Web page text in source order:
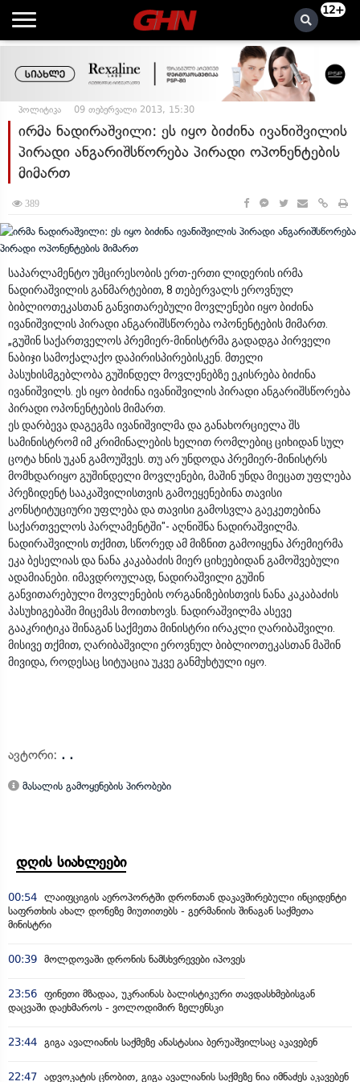
12+
პოლიტიკა 09 თებერვალი 2013, 15:30
ირმა ნადირაშვილი: ეს იყო ბიძინა ივანიშვილის
პირადი ანგარიშსწორება პირადი ოპონენტების
მიმართ
389
საპარლამენტო უმცირესობის ერთ-ერთი ლიდერის ირმა
ნადირაშვილის განმარტებით, 8 თებერვალს ეროვნულ
ბიბლიოთეკასთან განვითარებული მოვლენები იყო ბიძინა
ივანიშვილის პირადი ანგარიშსწორება ოპონენტების მიმართ.
„გუშინ საქართველოს პრემიერ-მინისტრმა გადადგა პირველი
ნაბიჯი სამოქალაქო დაპირისპირებისკენ. მთელი
პასუხისმგებლობა გუშინდელ მოვლენებზე ეკისრება ბიძინა
ივანიშვილს. ეს იყო ბიძინა ივანიშვილის პირადი ანგარიშსწორება
პირადი ოპონენტების მიმართ.
ეს დარბევა დაგეგმა ივანიშვილმა და განახორციელა შს
სამინისტრომ იმ კრიმინალების ხელით რომლებიც ციხიდან სულ
ცოტა ხნის უკან გამოუშვეს. თუ არ უნდოდა პრემიერ-მინისტრს
მომხდარიყო გუშინდელი მოვლენები, მაშინ უნდა მიეცათ უფლება
პრეზიდენტ სააკაშვილისთვის გამოეყენებინა თავისი
კონსტიტუციური უფლება და თავისი გამოსვლა გაეკეთებინა
საქართველოს პარლამენტში"- აღნიშნა ნადირაშვილმა.
ნადირაშვილის თქმით, სწორედ ამ მიზნით გამოიყენა პრემიერმა
ეკა ბესელიას და ნანა კაკაბაძის მიერ ციხეებიდან გამოშვებული
ადამიანები. იმავდროულად, ნადირაშვილი გუშინ
განვითარებული მოვლენების ორგანიზებისთვის ნანა კაკაბაძის
პასუხიგებაში მიცემას მოითხოვს. ნადირაშვილმა ასევე
გააკრიტიკა შინაგან საქმეთა მინისტრი ირაკლი ღარიბაშვილი.
მისივე თქმით, ღარიბაშვილი ეროვნულ ბიბლიოთეკასთან მაშინ
მივიდა, როდესაც სიტუაცია უკვე განმუხტული იყო.
ავტორი: . .
მასალის გამოყენების პირობები
დღის სიახლეები
00:54 ლაიფციგის აეროპორტში დრონთან დაკავშირებული ინციდენტი
საფრთხის ახალ დონეზე მიუთითებს - გერმანიის შინაგან საქმეთა
მინისტრი
00:39 მოლდოვაში დრონის ნამსხვრევები იპოვეს
23:56 ფინეთი მზადაა, უკრაინას ბალისტიკური თავდასხმებისგან
დაცვაში დაეხმაროს - ვოლოდიმირ ზელენსკი
23:44 გიგა ავალიანის საქმეზე ანასტასია ბერუაშვილსაც აკავებენ
22:47 ადვოკატის ცნობით, გიგა ავალიანის საქმეზე ნია იმნაძეს აკავებენ